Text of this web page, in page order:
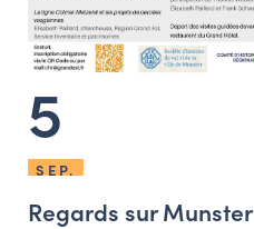
5
SEP.
Regards sur Munster